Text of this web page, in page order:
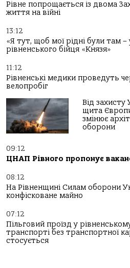
Рівне попрощається із двома
життя на війні
13:12
«Я тут, щоб мої рідні були там –
рівненського бійця «Князя»
11:12
Рівненські медики проведуть
велопробіг
Від захисту
щита
змінює
оборони
09:12
ЦНАП Рівного пропонує
08:12
На Рівненщині Силам оборони
конфісковане майно
07:12
Пільговий проїзд у
транспорті без транспортної
стосується